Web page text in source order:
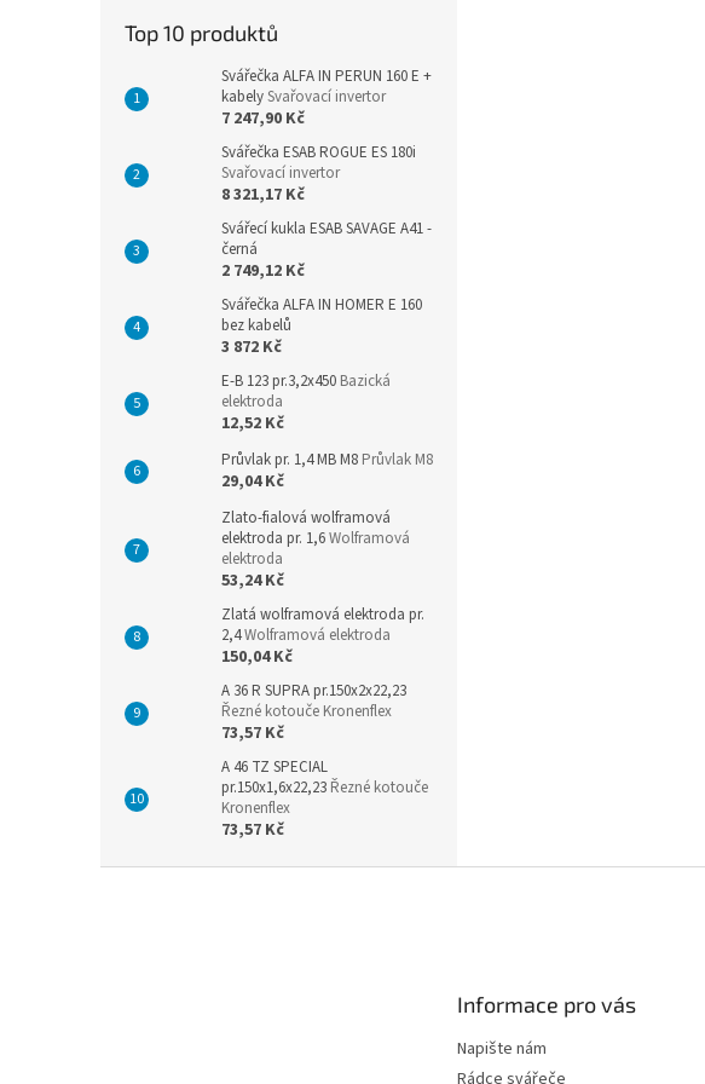
Top 10 produktů
Svářečka ALFA IN PERUN 160 E +
kabelySvařovací invertor
7 247,90 Kč
Svářečka ESAB ROGUE ES 180i
Svařovací invertor
8 321,17 Kč
Svářecí kukla ESAB SAVAGE A41 -
černá
2 749,12 Kč
Svářečka ALFA IN HOMER E 160
bez kabelů
3 872 Kč
E-B 123 pr.3,2x450 Bazická
elektroda
12,52 Kč
Průvlak pr. 1,4 MB M8 Průvlak M8
29,04 Kč
Zlato-fialová wolframová
elektroda pr. 1,6Wolframová
elektroda
53,24 Kč
Zlatá wolframová elektroda pr.
2,4Wolframová elektroda
150,04 Kč
A 36 R SUPRA pr.150x2x22,23
Řezné kotouče Kronenflex
73,57 Kč
A 46 TZ SPECIAL
pr.150x1,6x22,23 Řezné kotouče
Kronenflex
73,57 Kč
Informace pro vás
Napište nám
Rádce svářeče